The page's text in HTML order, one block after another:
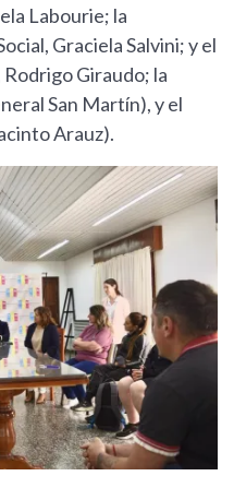
Labourie; la
Graciela Salvini; y el
Giraudo; la
San Martín), y el
Arauz).